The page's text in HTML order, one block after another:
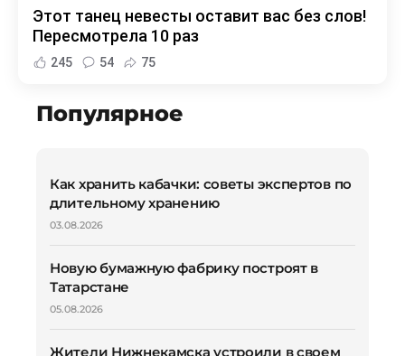
Этот танец невесты оставит вас без слов!
Пересмотрела 10 раз
245 54 75
Популярное
Как хранить кабачки: советы экспертов по
длительному хранению
03.08.2026
Новую бумажную фабрику построят в
Татарстане
05.08.2026
Жители Нижнекамска устроили в своем